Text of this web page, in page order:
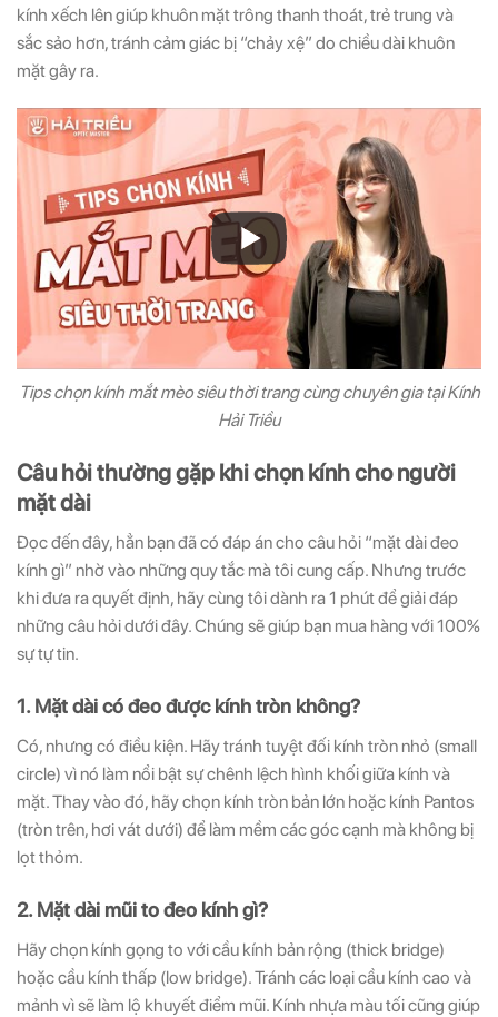
kính xếch lên giúp khuôn mặt trông thanh thoát, trẻ trung và
sắc sảo hơn, tránh cảm giác bị “chảy xệ” do chiều dài khuôn
mặt gây ra.
Tips chọn kính mắt mèo siêu thời trang cùng chuyên gia tại Kính
Hải Triều
Câu hỏi thường gặp khi chọn kính cho người
mặt dài
Đọc đến đây, hẳn bạn đã có đáp án cho câu hỏi “mặt dài đeo
kính gì” nhờ vào những quy tắc mà tôi cung cấp. Nhưng trước
khi đưa ra quyết định, hãy cùng tôi dành ra 1 phút để giải đáp
những câu hỏi dưới đây. Chúng sẽ giúp bạn mua hàng với 100%
sự tự tin.
1. Mặt dài có đeo được kính tròn không?
Có, nhưng có điều kiện. Hãy tránh tuyệt đối kính tròn nhỏ (small
circle) vì nó làm nổi bật sự chênh lệch hình khối giữa kính và
mặt. Thay vào đó, hãy chọn kính tròn bản lớn hoặc kính Pantos
(tròn trên, hơi vát dưới) để làm mềm các góc cạnh mà không bị
lọt thỏm.
2. Mặt dài mũi to đeo kính gì?
Hãy chọn kính gọng to với cầu kính bản rộng (thick bridge)
hoặc cầu kính thấp (low bridge). Tránh các loại cầu kính cao và
mảnh vì sẽ làm lộ khuyết điểm mũi. Kính nhựa màu tối cũng giúp